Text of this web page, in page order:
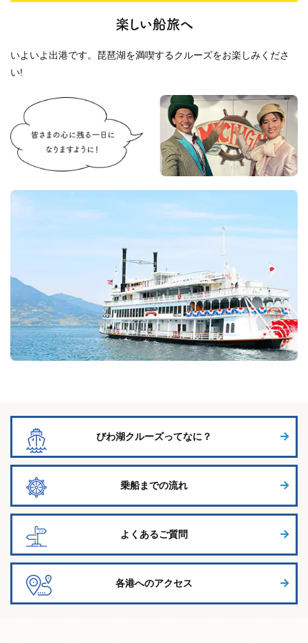
楽しい船旅へ
いよいよ出港です。琵琶湖を満喫するクルーズをお楽しみくださ
い!
びわ湖クルーズってなに？
乗船までの流れ
よくあるご質問
各港へのアクセス